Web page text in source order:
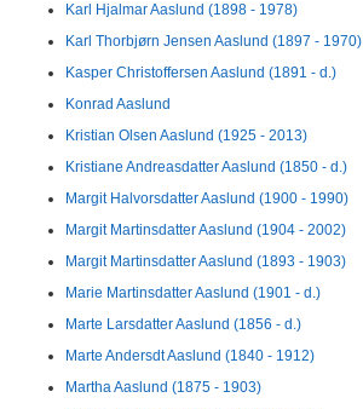
Karl Hjalmar Aaslund (1898 - 1978)
Karl Thorbjørn Jensen Aaslund (1897 - 1970)
Kasper Christoffersen Aaslund (1891 - d.)
Konrad Aaslund
Kristian Olsen Aaslund (1925 - 2013)
Kristiane Andreasdatter Aaslund (1850 - d.)
Margit Halvorsdatter Aaslund (1900 - 1990)
Margit Martinsdatter Aaslund (1904 - 2002)
Margit Martinsdatter Aaslund (1893 - 1903)
Marie Martinsdatter Aaslund (1901 - d.)
Marte Larsdatter Aaslund (1856 - d.)
Marte Andersdt Aaslund (1840 - 1912)
Martha Aaslund (1875 - 1903)